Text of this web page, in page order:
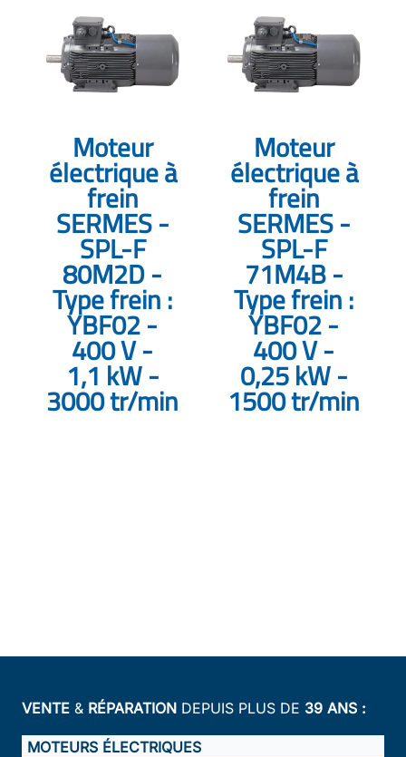
Moteur
électrique à
frein
SERMES -
SPL-F
80M2D -
Type frein :
YBF02 -
400 V -
1,1 kW -
3000 tr/min
Moteur
électrique à
frein
SERMES -
SPL-F
71M4B -
Type frein :
YBF02 -
400 V -
0,25 kW -
1500 tr/min
VENTE & RÉPARATION DEPUIS PLUS DE 39 ANS :
MOTEURS ÉLECTRIQUES